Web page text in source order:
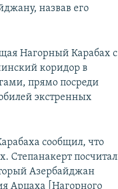
назвав его
Нагорный Карабах с
коридор в
прямо посреди
экстренных
сообщил, что
Степанакерт посчитал
Азербайджан
Арцаха [Нагорного